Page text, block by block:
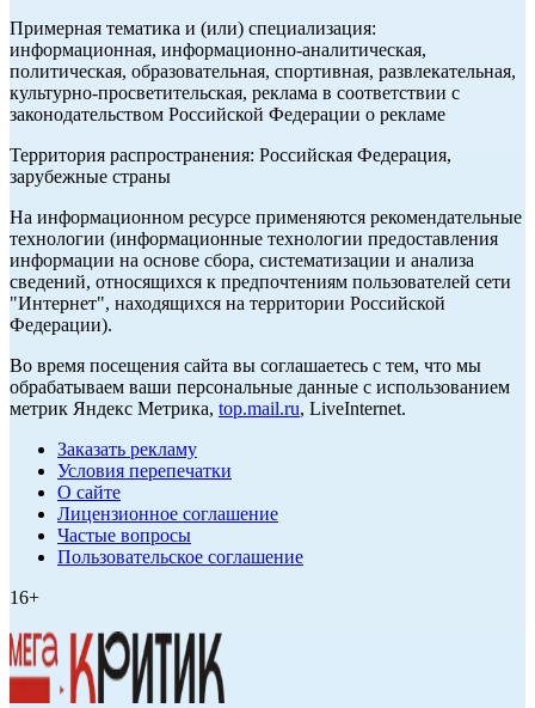
Примерная тематика и (или) специализация:
информационная, информационно-аналитическая,
политическая, образовательная, спортивная, развлекательная,
культурно-просветительская, реклама в соответствии с
законодательством Российской Федерации о рекламе
Территория распространения: Российская Федерация,
зарубежные страны
На информационном ресурсе применяются рекомендательные
технологии (информационные технологии предоставления
информации на основе сбора, систематизации и анализа
сведений, относящихся к предпочтениям пользователей сети
"Интернет", находящихся на территории Российской
Федерации).
Во время посещения сайта вы соглашаетесь с тем, что мы
обрабатываем ваши персональные данные с использованием
метрик Яндекс Метрика, top.mail.ru, LiveInternet.
Заказать рекламу
Условия перепечатки
О сайте
Лицензионное соглашение
Частые вопросы
Пользовательское соглашение
16+